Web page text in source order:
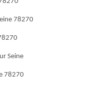
78270
Seine
78270